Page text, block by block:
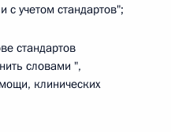
с учетом стандартов";
стандартов
словами ",
клинических